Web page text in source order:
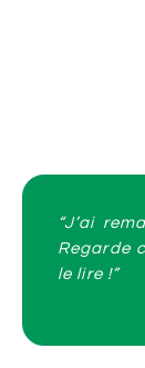
“J’ai
Regarde
le lire !”